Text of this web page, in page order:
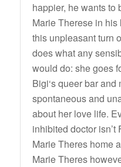
happier, he wants to
Marie Therese in
this unpleasant turn
does what any
would do: she goes
Bigi‘s queer bar
spontaneous and
about her love life.
inhibited doctor isn’t
Marie Theres home
Marie Theres